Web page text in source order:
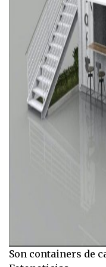
Son containers de